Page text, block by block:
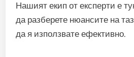
Нашият екип от експерти е
да разберете нюансите на
да я използвате ефективно.